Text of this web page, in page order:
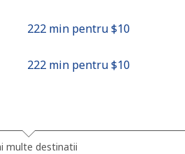
222 min pentru ⁦$10⁩
222 min pentru ⁦$10⁩
126 min pentru ⁦$10⁩
multe destinatii